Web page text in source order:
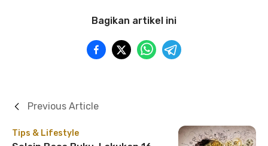
Bagikan artikel ini
Tips & Lifestyle
Previous Article